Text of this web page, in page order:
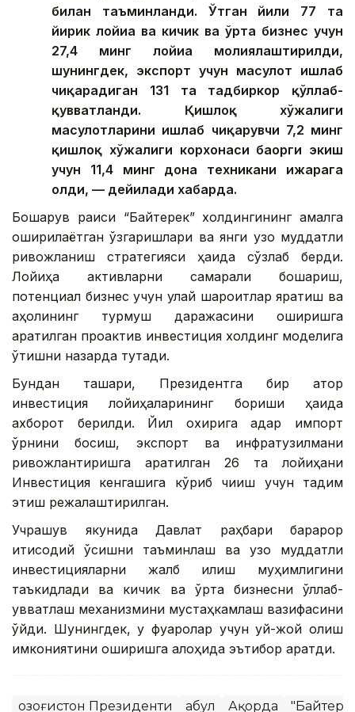
билан таъминланди. Ўтган йили 77 та
йирик лойиҳа ва кичик ва ўрта бизнес учун
27,4 минг лойиҳа молиялаштирилди,
шунингдек, экспорт учун маҳсулот ишлаб
чиқарадиган 131 та тадбиркор қўллаб-
қувватланди. Қишлоқ хўжалиги
маҳсулотларини ишлаб чиқарувчи 7,2 минг
қишлоқ хўжалиги корхонаси баҳорги экиш
учун 11,4 минг дона техникани ижарага
олди, — дейилади хабарда.
Бошқарув раиси “Байтерек” холдингининг амалга
оширилаётган ўзгаришлари ва янги узоқ муддатли
ривожланиш стратегияси ҳақида сўзлаб берди.
Лойиҳа активларни самарали бошқариш,
потенциал бизнес учун қулай шароитлар яратиш ва
аҳолининг турмуш даражасини оширишга
қаратилган проактив инвестиция холдинг моделига
ўтишни назарда тутади.
Бундан ташқари, Президентга бир қатор
инвестиция лойиҳаларининг бориши ҳақида
ахборот берилди. Йил охирига қадар импорт
ўрнини босиш, экспорт ва инфратузилмани
ривожлантиришга қаратилган 26 та лойиҳани
Инвестиция кенгашига кўриб чиқиш учун тақдим
этиш режалаштирилган.
Учрашув якунида Давлат раҳбари барқарор
иқтисодий ўсишни таъминлаш ва узоқ муддатли
инвестицияларни жалб қилиш муҳимлигини
таъкидлади ва кичик ва ўрта бизнесни қўллаб-
қувватлаш механизмини мустаҳкамлаш вазифасини
қўйди. Шунингдек, у фуқаролар учун уй-жой олиш
имкониятини оширишга алоҳида эътибор қаратди.
Қозоғистон Президенти Қабул Ақорда